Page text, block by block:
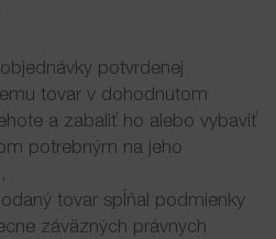
potvrdenej
tovar v dohodnutom
a zabaliť ho alebo vybaviť
potrebným na jeho
tovar spĺňal podmienky
záväzných právnych